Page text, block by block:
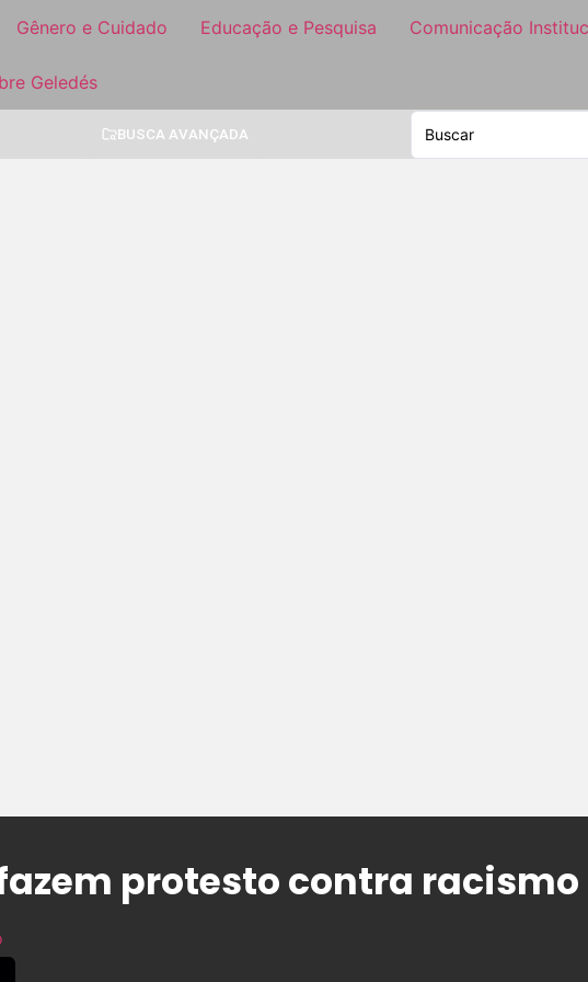
Gênero e Cuidado Educação e Pesquisa Comunicação
Geledés
BUSCA AVANÇADA
protesto contra racismo